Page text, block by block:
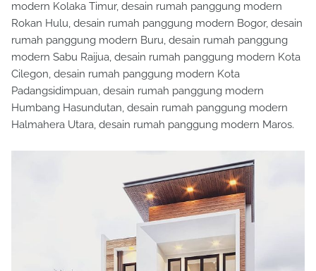
modern Kolaka Timur, desain rumah panggung modern
Rokan Hulu, desain rumah panggung modern Bogor, desain
rumah panggung modern Buru, desain rumah panggung
modern Sabu Raijua, desain rumah panggung modern Kota
Cilegon, desain rumah panggung modern Kota
Padangsidimpuan, desain rumah panggung modern
Humbang Hasundutan, desain rumah panggung modern
Halmahera Utara, desain rumah panggung modern Maros.